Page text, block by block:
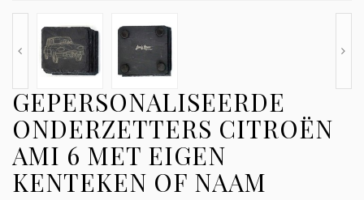
GEPERSONALISEERDE
ONDERZETTERS CITROËN
AMI 6 MET EIGEN
KENTEKEN OF NAAM